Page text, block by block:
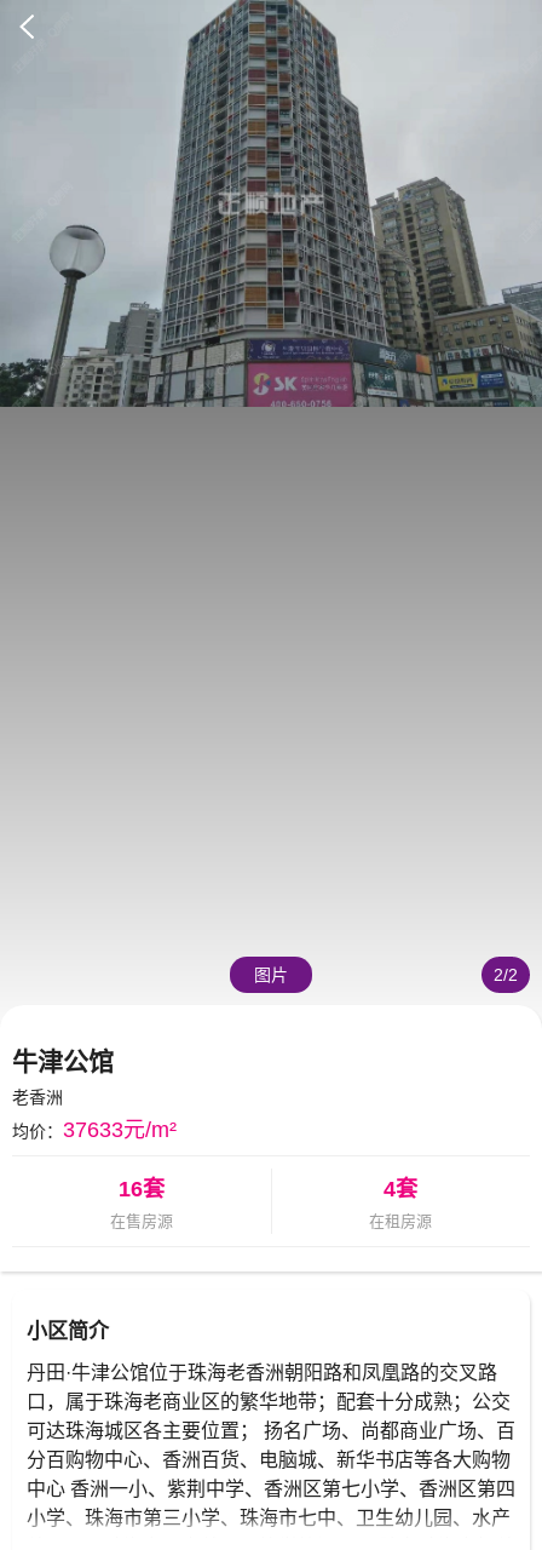
图片 2/2
牛津公馆
老香洲
均价： 37633元/m²
16套
在售房源
4套
在租房源
小区简介
丹田·牛津公馆位于珠海老香洲朝阳路和凤凰路的交叉路
口，属于珠海老商业区的繁华地带；配套十分成熟；公交
可达珠海城区各主要位置； 扬名广场、尚都商业广场、百
分百购物中心、香洲百货、电脑城、新华书店等各大购物
中心 香洲一小、紫荆中学、香洲区第七小学、香洲区第四
小学、珠海市第三小学、珠海市七中、卫生幼儿园、水产